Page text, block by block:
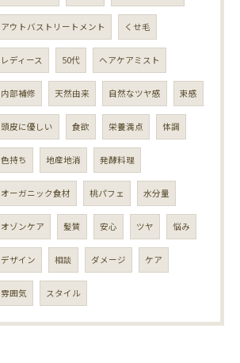
アウトバストリートメント くせ毛
レディース 50代 ヘアケアミスト
内部補修 天然由来 自然なツヤ感 束感
頭皮に優しい 食欲 栄養満点 体調
色持ち 地産地消 発酵料理
オーガニック食材 桃パフェ 水分量
オゾンケア 髪質 安心 ツヤ 悩み
デザイン 相談 ダメージ ケア
雰囲気 スタイル